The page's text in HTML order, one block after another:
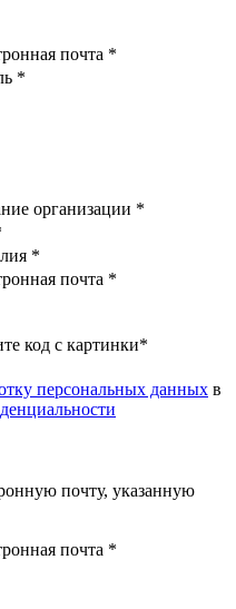
почта *
*
организации *
*
почта *
код с картинки*
персональных данных в
почту, указанную
почта *